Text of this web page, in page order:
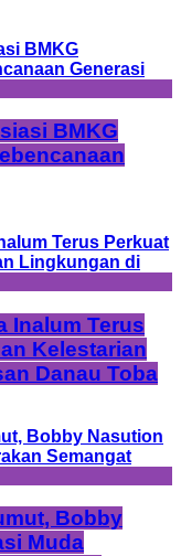
BMKG
Inalum Terus
Kelestarian
Danau Toba
Bobby
Muda